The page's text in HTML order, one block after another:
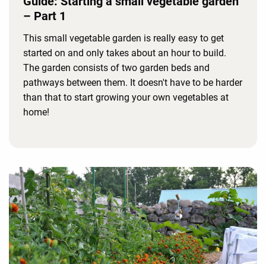
– Part 1
This small vegetable garden is really easy to get
started on and only takes about an hour to build.
The garden consists of two garden beds and
pathways between them. It doesn't have to be harder
than that to start growing your own vegetables at
home!